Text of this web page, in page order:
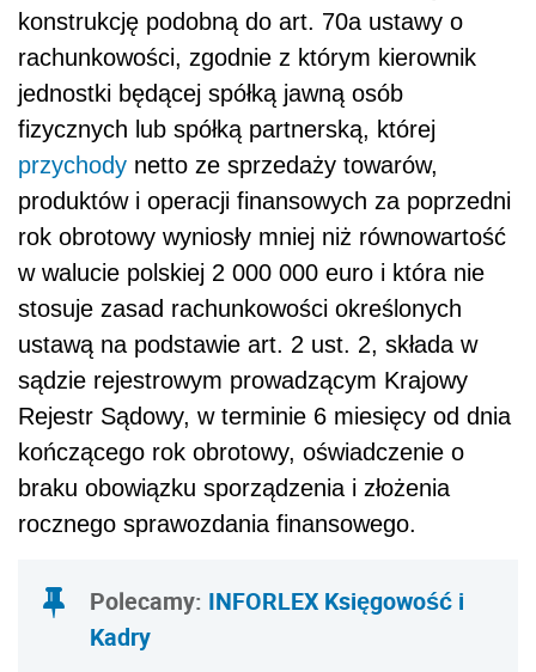
konstrukcję podobną do art. 70a ustawy o
rachunkowości, zgodnie z którym kierownik
jednostki będącej spółką jawną osób
fizycznych lub spółką partnerską, której
przychody netto ze sprzedaży towarów,
produktów i operacji finansowych za poprzedni
rok obrotowy wyniosły mniej niż równowartość
w walucie polskiej 2 000 000 euro i która nie
stosuje zasad rachunkowości określonych
ustawą na podstawie art. 2 ust. 2, składa w
sądzie rejestrowym prowadzącym Krajowy
Rejestr Sądowy, w terminie 6 miesięcy od dnia
kończącego rok obrotowy, oświadczenie o
braku obowiązku sporządzenia i złożenia
rocznego sprawozdania finansowego.
Polecamy: INFORLEX Księgowość i
Kadry